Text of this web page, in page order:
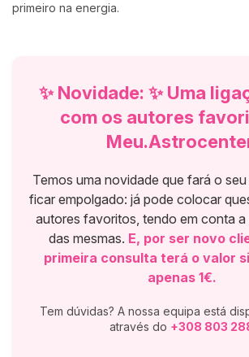
primeiro na energia.
✨ Novidade: ✨ Uma
com os autores
Temos uma novidade que fará o
ficar empolgado: já pode colocar
autores favoritos, tendo em conta a
das mesmas. E, por ser novo
primeira consulta terá o valor
apenas 1€.
Tem dúvidas? A nossa equipa está
através do +308 803